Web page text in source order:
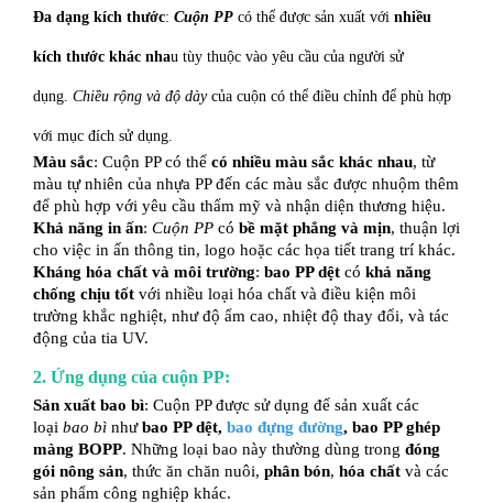
Đa dạng kích thước: Cuộn PP có thể được sản xuất với nhiều
kích thước khác nhau tùy thuộc vào yêu cầu của người sử
dụng. Chiều rộng và độ dàycủa cuộn có thể điều chỉnh để phù hợp
với mục đích sử dụng.
Màu sắc: Cuộn PP có thể có nhiều màu sắc khác nhau, từ
màu tự nhiên của nhựa PP đến các màu sắc được nhuộm thêm
để phù hợp với yêu cầu thẩm mỹ và nhận diện thương hiệu.
Khả năng in ấn: Cuộn PP có bề mặt phẳng và mịn, thuận lợi
cho việc in ấn thông tin, logo hoặc các họa tiết trang trí khác.
Kháng hóa chất và môi trường: bao PP dệt có khả năng
chống chịu tốt với nhiều loại hóa chất và điều kiện môi
trường khắc nghiệt, như độ ẩm cao, nhiệt độ thay đổi, và tác
động của tia UV.
2. Ứng dụng của cuộn PP:
Sản xuất bao bì: Cuộn PP được sử dụng để sản xuất các
loại bao bì nhưbao PP dệt, bao đựng đường, bao PP ghép
màng BOPP. Những loại bao này thường dùng trong đóng
gói nông sản, thức ăn chăn nuôi, phân bón, hóa chất và các
sản phẩm công nghiệp khác.